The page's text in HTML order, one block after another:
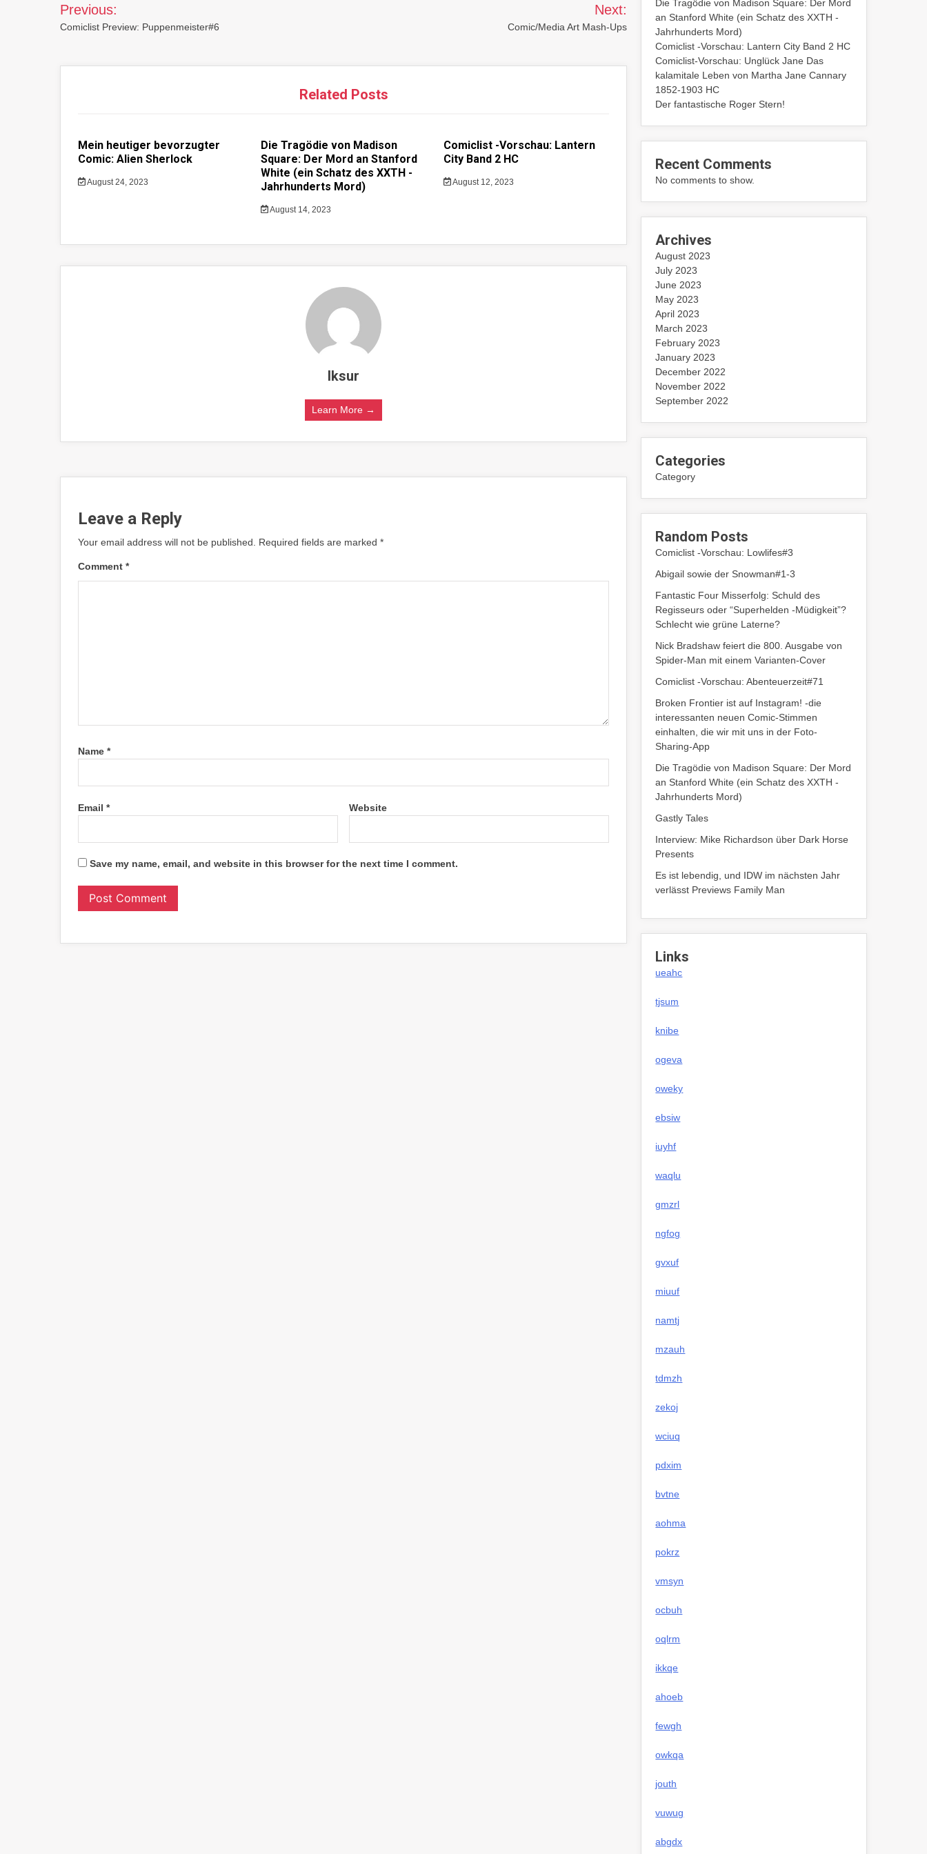
navigation
Previous:
Comiclist Preview: Puppenmeister#6
Next:
Comic/Media Art Mash-Ups
Related Posts
Mein heutiger bevorzugter
Comic: Alien Sherlock
August 24, 2023
Die Tragödie von Madison
Square: Der Mord an Stanford
White (ein Schatz des XXTH -
Jahrhunderts Mord)
August 14, 2023
Comiclist -Vorschau: Lantern
City Band 2 HC
August 12, 2023
lksur
Learn More →
Leave a Reply
Your email address will not be published. Required fields are marked *
Comment *
Name *
Email * Website
Save my name, email, and website in this browser for the next time I comment.
Die Tragödie von Madison Square: Der Mord
an Stanford White (ein Schatz des XXTH -
Jahrhunderts Mord)
Comiclist -Vorschau: Lantern City Band 2 HC
Comiclist-Vorschau: Unglück Jane Das
kalamitale Leben von Martha Jane Cannary
1852-1903 HC
Der fantastische Roger Stern!
Recent Comments
No comments to show.
Archives
August 2023
July 2023
June 2023
May 2023
April 2023
March 2023
February 2023
January 2023
December 2022
November 2022
September 2022
Categories
Category
Random Posts
Comiclist -Vorschau: Lowlifes#3
Abigail sowie der Snowman#1-3
Fantastic Four Misserfolg: Schuld des
Regisseurs oder “Superhelden -Müdigkeit”?
Schlecht wie grüne Laterne?
Nick Bradshaw feiert die 800. Ausgabe von
Spider-Man mit einem Varianten-Cover
Comiclist -Vorschau: Abenteuerzeit#71
Broken Frontier ist auf Instagram! -die
interessanten neuen Comic-Stimmen
einhalten, die wir mit uns in der Foto-
Sharing-App
Die Tragödie von Madison Square: Der Mord
an Stanford White (ein Schatz des XXTH -
Jahrhunderts Mord)
Gastly Tales
Interview: Mike Richardson über Dark Horse
Presents
Es ist lebendig, und IDW im nächsten Jahr
verlässt Previews Family Man
Links
ueahc
tjsum
knibe
ogeva
oweky
ebsiw
iuyhf
waqlu
gmzrl
ngfog
gvxuf
miuuf
namtj
mzauh
tdmzh
zekoj
wciuq
pdxim
bvtne
aohma
pokrz
vmsyn
ocbuh
oqlrm
ikkqe
ahoeb
fewgh
owkqa
jouth
vuwug
abgdx